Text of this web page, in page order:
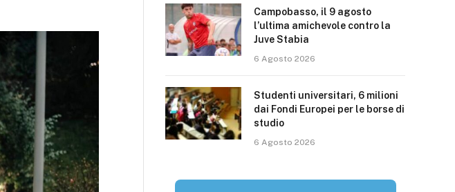
Campobasso, il 9 agosto
l’ultima amichevole contro la
Juve Stabia
6 Agosto 2026
Studenti universitari, 6 milioni
dai Fondi Europei per le borse di
studio
6 Agosto 2026